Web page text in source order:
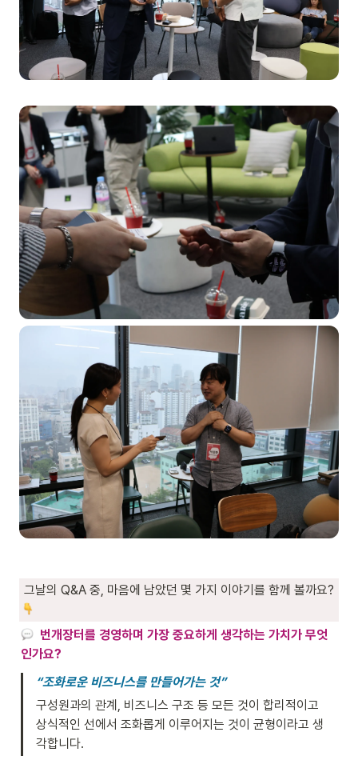
그날의 Q&A 중, 마음에 남았던 몇 가지 이야기를 함께 볼까요?
번개장터를 경영하며 가장 중요하게 생각하는 가치가 무엇
인가요?
“조화로운 비즈니스를 만들어가는 것”
구성원과의 관계, 비즈니스 구조 등 모든 것이 합리적이고
상식적인 선에서 조화롭게 이루어지는 것이 균형이라고 생
각합니다.